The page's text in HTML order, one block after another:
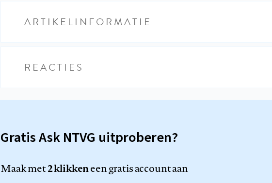
ARTIKELINFORMATIE
REACTIES
Gratis Ask NTVG uitproberen?
Maak met2 klikkeneen gratis account aan